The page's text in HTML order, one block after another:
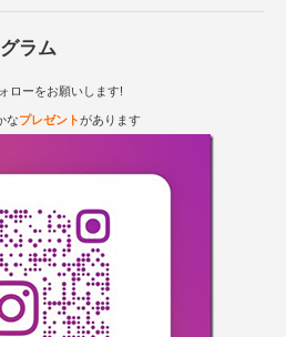
ラム
ローをお願いします!
なプレゼントがあります